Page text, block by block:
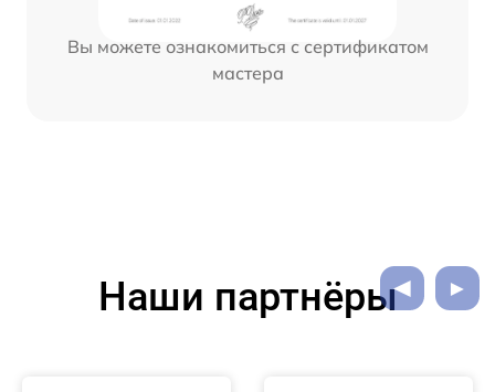
Вы можете ознакомиться с сертификатом
мастера
Наши партнёры